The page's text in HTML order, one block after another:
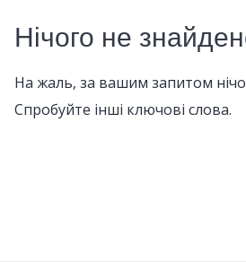
Нічого не
На жаль, за вашим запитом
Спробуйте інші ключові слова.